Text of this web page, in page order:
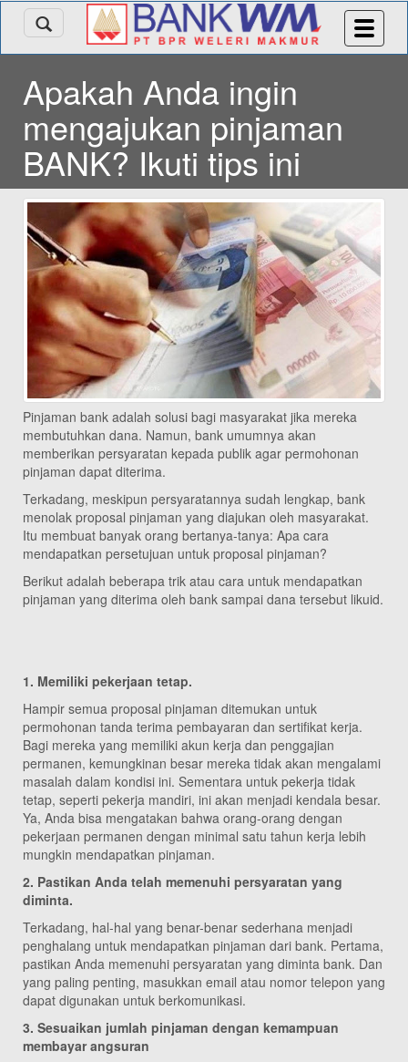
Apakah Anda ingin
mengajukan pinjaman
BANK? Ikuti tips ini
Pinjaman bank adalah solusi bagi masyarakat jika mereka
membutuhkan dana. Namun, bank umumnya akan
memberikan persyaratan kepada publik agar permohonan
pinjaman dapat diterima.
Terkadang, meskipun persyaratannya sudah lengkap, bank
menolak proposal pinjaman yang diajukan oleh masyarakat.
Itu membuat banyak orang bertanya-tanya: Apa cara
mendapatkan persetujuan untuk proposal pinjaman?
Berikut adalah beberapa trik atau cara untuk mendapatkan
pinjaman yang diterima oleh bank sampai dana tersebut likuid.
1. Memiliki pekerjaan tetap.
Hampir semua proposal pinjaman ditemukan untuk
permohonan tanda terima pembayaran dan sertifikat kerja.
Bagi mereka yang memiliki akun kerja dan penggajian
permanen, kemungkinan besar mereka tidak akan mengalami
masalah dalam kondisi ini. Sementara untuk pekerja tidak
tetap, seperti pekerja mandiri, ini akan menjadi kendala besar.
Ya, Anda bisa mengatakan bahwa orang-orang dengan
pekerjaan permanen dengan minimal satu tahun kerja lebih
mungkin mendapatkan pinjaman.
2. Pastikan Anda telah memenuhi persyaratan yang
diminta.
Terkadang, hal-hal yang benar-benar sederhana menjadi
penghalang untuk mendapatkan pinjaman dari bank. Pertama,
pastikan Anda memenuhi persyaratan yang diminta bank. Dan
yang paling penting, masukkan email atau nomor telepon yang
dapat digunakan untuk berkomunikasi.
3. Sesuaikan jumlah pinjaman dengan kemampuan
membayar angsuran